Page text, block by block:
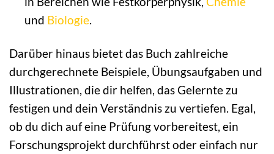
und Biologie.
Darüber hinaus bietet das Buch zahlreiche
durchgerechnete Beispiele, Übungsaufgaben und
Illustrationen, die dir helfen, das Gelernte zu
festigen und dein Verständnis zu vertiefen. Egal,
ob du dich auf eine Prüfung vorbereitest, ein
Forschungsprojekt durchführst oder einfach nur